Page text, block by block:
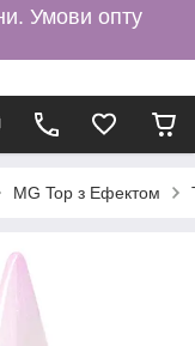
Умови опту
MG Top з Ефектом